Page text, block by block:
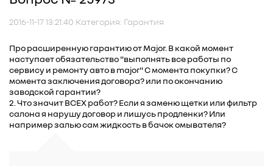
2016-11-17 13:21:40 Категория: Гарантия
Про расширенную гарантию от Major. В какой момент
наступает обязательство "выполнять все работы по
сервису и ремонту авто в major" С момента покупки? С
момента заключения договора? или по окончанию
заводской гарантии?
2. Что значит ВСЕХ работ? Если я заменю щетки или фильтр
салона я нарушу договор и лишусь продленки? Или
например залью сам жидкость в бачок омывателя?